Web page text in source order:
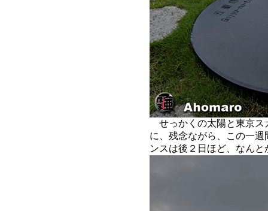
せっかくの太陽と東京ス
に、残念ながら、この一
ンスは後２日ほど、なん